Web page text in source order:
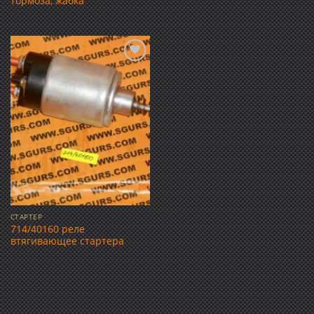
Добавить
в список
желаний
СТАРТЕР
714/40160 реле
втягивающее стартера